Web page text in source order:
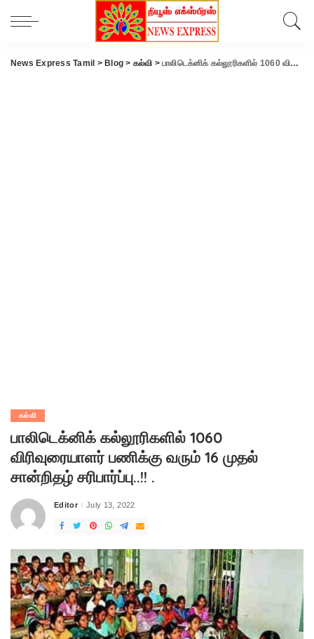
News Express Tamil > Blog > கல்வி >பாலிடெக்னிக் கல்லூரிகளில் 1060 விரிவுரையாளர் பணிக்கு வரும் 16 முதல் சான்றிதழ் சரிபார்ப்பு..!! .
கல்வி
பாலிடெக்னிக் கல்லூரிகளில் 1060
விரிவுரையாளர் பணிக்கு வரும் 16 முதல்
சான்றிதழ் சரிபார்ப்பு..!! .
Posted
Editor July 13, 2022